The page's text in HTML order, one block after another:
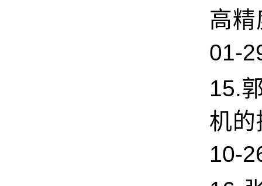
高
01-
15.
机
10-